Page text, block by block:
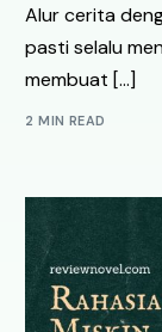
Alur cerita
pasti selalu
membuat […]
2 MIN READ